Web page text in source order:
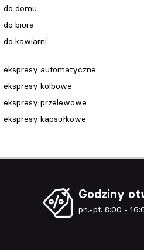
do domu
do biura
do kawiarni
ekspresy automatyczne
ekspresy kolbowe
ekspresy przelewowe
ekspresy kapsułkowe
Godziny
pn.-pt. 8:00 -